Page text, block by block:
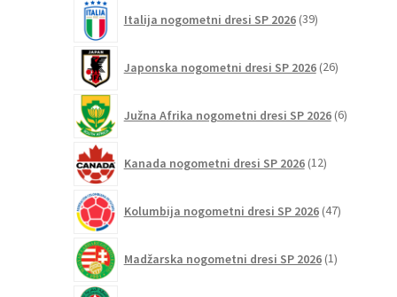
Italija nogometni dresi SP 2026 39izdelkov
Japonska nogometni dresi SP 2026 26izdelkov
Južna Afrika nogometni dresi SP 2026 6izdelkov
Kanada nogometni dresi SP 2026 12izdelkov
Kolumbija nogometni dresi SP 2026 47izdelkov
Madžarska nogometni dresi SP 2026 1izdelek